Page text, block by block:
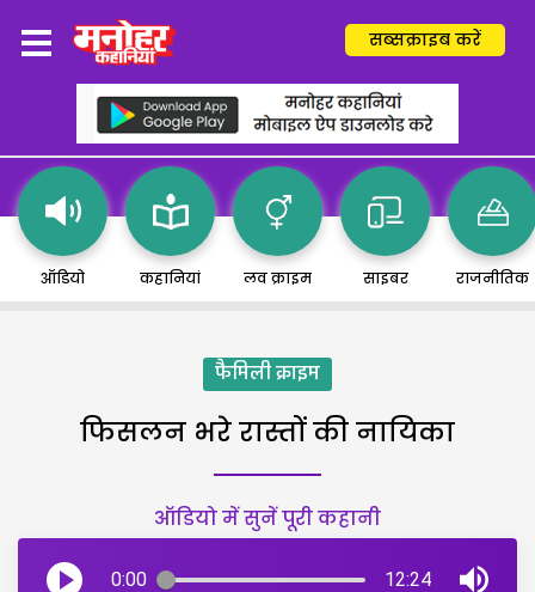
सब्सक्राइब करें
ऑडियो कहानियां लव क्राइम साइबर राजनीतिक
फैमिली क्राइम
फिसलन भरे रास्तों की नायिका
ऑडियो में सुनें पूरी कहानी
0:00 12:24